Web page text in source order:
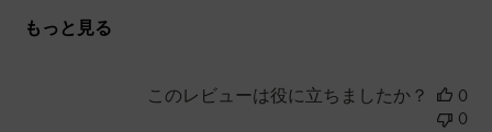
もっと見る
このレビューは役に立ちましたか？
0
0